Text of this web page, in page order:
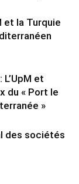
et la Turquie
et
du « Port le
»
des sociétés